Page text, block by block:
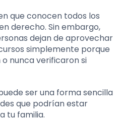
que conocen todos los
derecho. Sin embargo,
dejan de aprovechar
simplemente porque
nunca verificaron si
ser una forma sencilla
que podrían estar
tu familia.